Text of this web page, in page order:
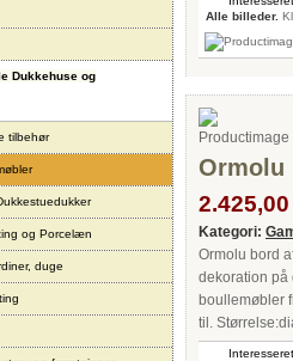
Dukkehuse og
tilbehør
og Porcelæn
duge
Alle billeder.
Ormolu
Kategori:
Ormolu bord
dekoration på
boullemøbler
til.